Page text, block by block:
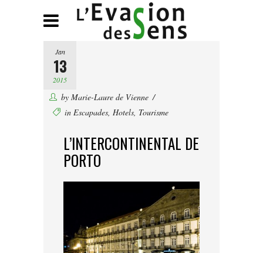
Jan
13
2015
by Marie-Laure de Vienne
in Escapades, Hotels, Tourisme
L’INTERCONTINENTAL DE
PORTO